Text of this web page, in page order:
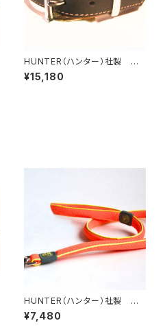
HUNTER（ハンター）社製 犬
用カナディアン・エルクレザー首
輪 55サイズ
¥15,180
HUNTER（ハンター）社製 犬
用マウイリード 120cm
¥7,480